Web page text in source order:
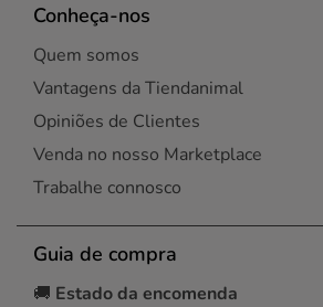
Conheça-nos
Quem somos
Vantagens da Tiendanimal
Opiniões de Clientes
Venda no nosso Marketplace
Trabalhe connosco
Guia de compra
🚚 Estado da encomenda